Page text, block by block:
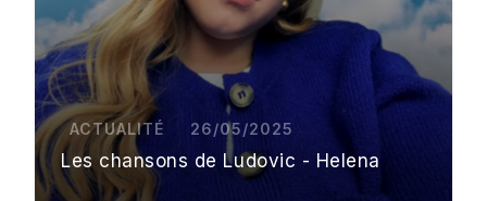
ACTUALITÉ 26/05/2025
Les chansons de Ludovic - Helena